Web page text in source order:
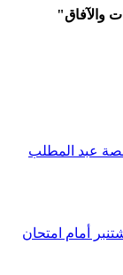
والآفاق"
قصة عبد المطلب
أمام امتحان